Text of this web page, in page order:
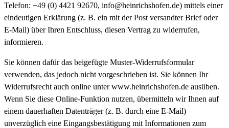
Telefon: +49 (0) 4421 92670, info@heinrichshofen.de) mittels einer
eindeutigen Erklärung (z. B. ein mit der Post versandter Brief oder
E-Mail) über Ihren Entschluss, diesen Vertrag zu widerrufen,
informieren.
Sie können dafür das beigefügte Muster-Widerrufsformular
verwenden, das jedoch nicht vorgeschrieben ist. Sie können Ihr
Widerrufsrecht auch online unter www.heinrichshofen.de ausüben.
Wenn Sie diese Online-Funktion nutzen, übermitteln wir Ihnen auf
einem dauerhaften Datenträger (z. B. durch eine E-Mail)
unverzüglich eine Eingangsbestätigung mit Informationen zum